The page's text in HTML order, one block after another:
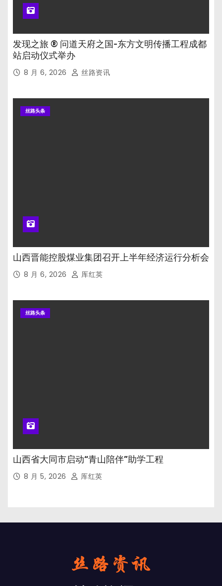
发现之旅 ® 问道天府之国-东方文明传播工程成都
站启动仪式举办
8 月 6, 2026 丝路资讯
丝路头条
山西晋能控股煤业集团召开上半年经济运行分析会
8 月 6, 2026 厍红英
丝路头条
山西省大同市启动“青山陪伴”助学工程
8 月 5, 2026 厍红英